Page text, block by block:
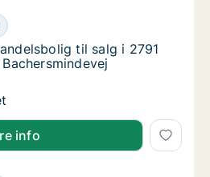
til salg i 2791
til salg i 2791 Dragør, Hf.
til salg i 2791
til salg i 2791
til salg i 2791
info